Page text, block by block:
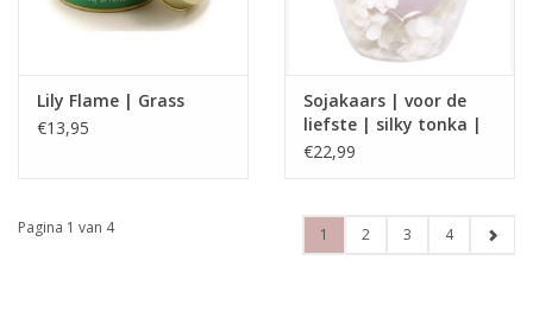
Lily Flame | Grass
€13,95
Sojakaars | voor de
liefste | silky tonka |
My flame
€22,99
Pagina 1 van 4 1 2 3 4